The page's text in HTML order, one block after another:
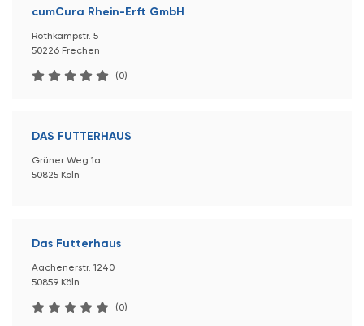
cumCura Rhein-Erft GmbH
Rothkampstr. 5
50226 Frechen
(0)
DAS FUTTERHAUS
Grüner Weg 1a
50825 Köln
Das Futterhaus
Aachenerstr. 1240
50859 Köln
(0)